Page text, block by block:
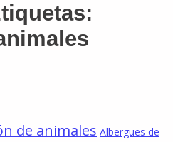
de animales Albergues de